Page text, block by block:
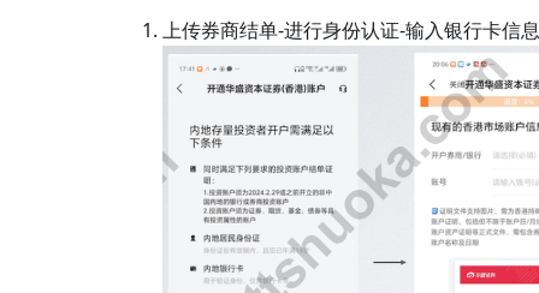
上传券商结单-进行身份认证-输入银行卡信息